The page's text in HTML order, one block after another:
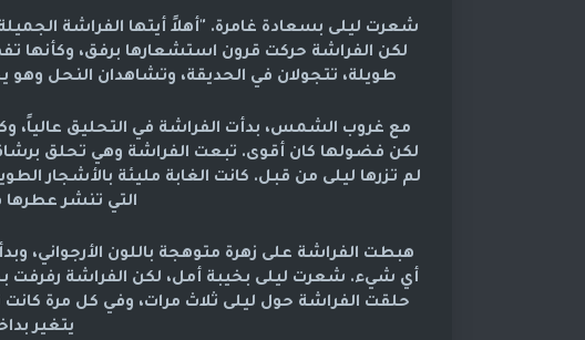
شعرت ليلى بسعادة غامرة. "أهلاً أيتها الفراشة
لكن الفراشة حركت قرون استشعارها برفق، وكأنها
طويلة، تتجولان في الحديقة، وتشاهدان النحل وهو
مع غروب الشمس، بدأت الفراشة في التحليق عالياً،
لكن فضولها كان أقوى. تبعت الفراشة وهي تحلق
لم تزرها ليلى من قبل. كانت الغابة مليئة بالأشجار
التي تنشر
هبطت الفراشة على زهرة متوهجة باللون الأرجواني،
أي شيء. شعرت ليلى بخيبة أمل، لكن الفراشة رفرفت
حلقت الفراشة حول ليلى ثلاث مرات، وفي كل مرة
يتغير